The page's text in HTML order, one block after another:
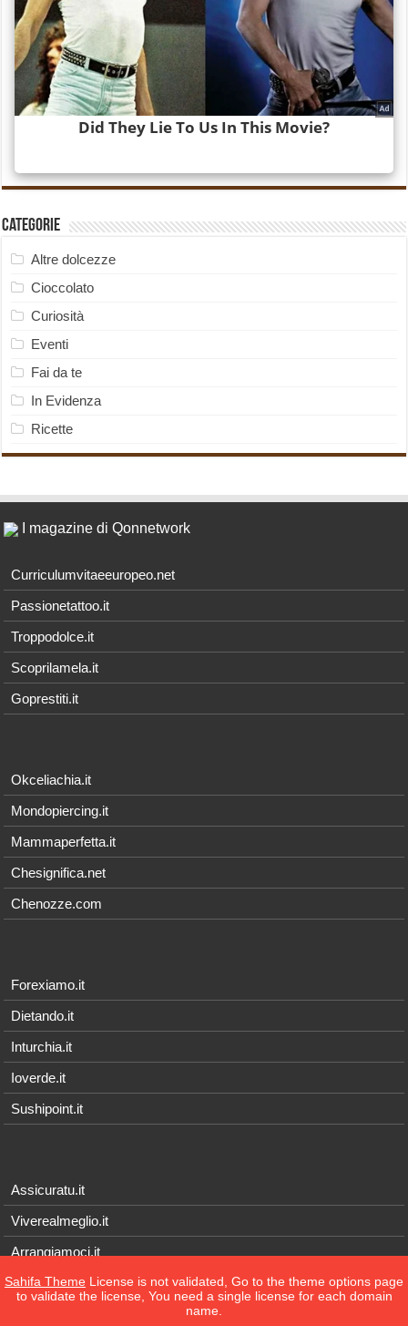
Categorie
Altre dolcezze
Cioccolato
Curiosità
Eventi
Fai da te
In Evidenza
Ricette
I magazine di Qonnetwork
Curriculumvitaeeuropeo.net
Passionetattoo.it
Troppodolce.it
Scoprilamela.it
Goprestiti.it
Okceliachia.it
Mondopiercing.it
Mammaperfetta.it
Chesignifica.net
Chenozze.com
Forexiamo.it
Dietando.it
Inturchia.it
Ioverde.it
Sushipoint.it
Assicuratu.it
Viverealmeglio.it
Arrangiamoci.it
Tecnichef.it
Sahifa Theme License is not validated, Go to the theme options page
to validate the license, You need a single license for each domain
name.